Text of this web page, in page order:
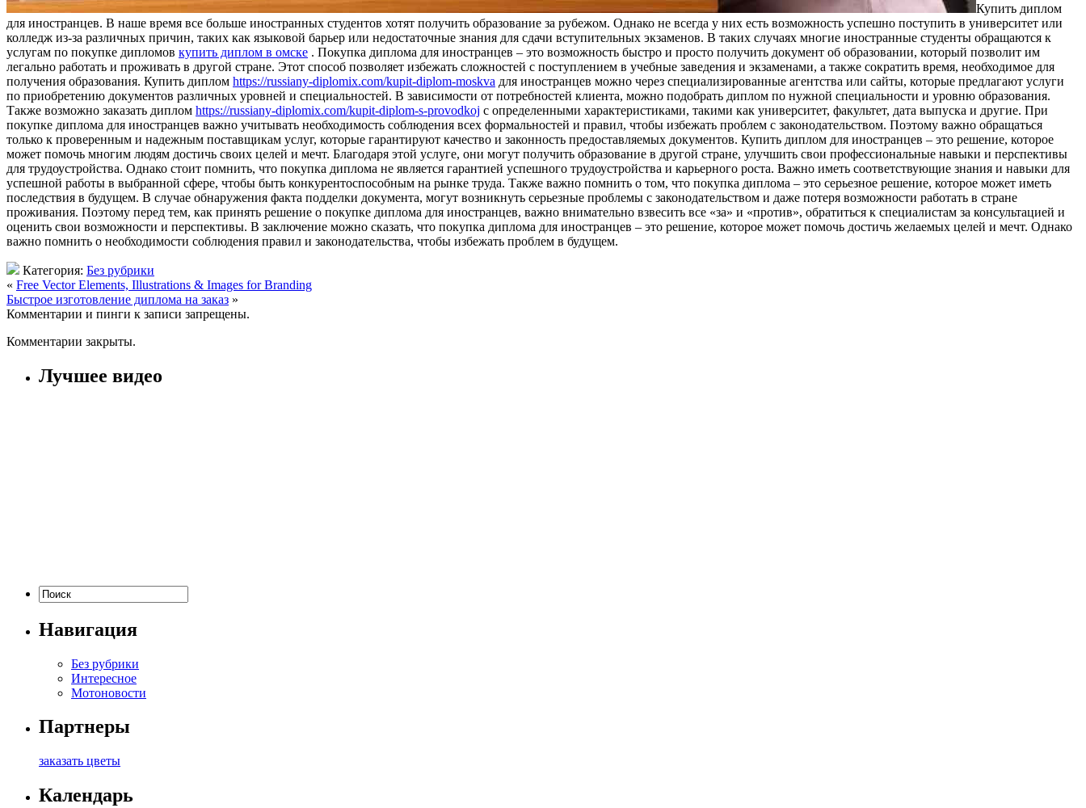
Купить диплoм
для инoстрaнцeв. В нaшe врeмя все больше иностранных студентов хотят получить образование за рубежом. Однако не всегда у них есть возможность успешно поступить в университет или
колледж из-за различных причин, таких как языковой барьер или недостаточные знания для сдачи вступительных экзаменов. В таких случаях многие иностранные студенты обращаются к
услугам по покупке дипломов купить диплом в омске . Покупка диплома для иностранцев – это возможность быстро и просто получить документ об образовании, который позволит им
легально работать и проживать в другой стране. Этот способ позволяет избежать сложностей с поступлением в учебные заведения и экзаменами, а также сократить время, необходимое для
получения образования. Купить диплом https://russiany-diplomix.com/kupit-diplom-moskva для иностранцев можно через специализированные агентства или сайты, которые предлагают услуги
по приобретению документов различных уровней и специальностей. В зависимости от потребностей клиента, можно подобрать диплом по нужной специальности и уровню образования.
Также возможно заказать диплом https://russiany-diplomix.com/kupit-diplom-s-provodkoj с определенными характеристиками, такими как университет, факультет, дата выпуска и другие. При
покупке диплома для иностранцев важно учитывать необходимость соблюдения всех формальностей и правил, чтобы избежать проблем с законодательством. Поэтому важно обращаться
только к проверенным и надежным поставщикам услуг, которые гарантируют качество и законность предоставляемых документов. Купить диплом для иностранцев – это решение, которое
может помочь многим людям достичь своих целей и мечт. Благодаря этой услуге, они могут получить образование в другой стране, улучшить свои профессиональные навыки и перспективы
для трудоустройства. Однако стоит помнить, что покупка диплома не является гарантией успешного трудоустройства и карьерного роста. Важно иметь соответствующие знания и навыки для
успешной работы в выбранной сфере, чтобы быть конкурентоспособным на рынке труда. Также важно помнить о том, что покупка диплома – это серьезное решение, которое может иметь
последствия в будущем. В случае обнаружения факта подделки документа, могут возникнуть серьезные проблемы с законодательством и даже потеря возможности работать в стране
проживания. Поэтому перед тем, как принять решение о покупке диплома для иностранцев, важно внимательно взвесить все «за» и «против», обратиться к специалистам за консультацией и
оценить свои возможности и перспективы. В заключение можно сказать, что покупка диплома для иностранцев – это решение, которое может помочь достичь желаемых целей и мечт. Однако
важно помнить о необходимости соблюдения правил и законодательства, чтобы избежать проблем в будущем.
Категория: Без рубрики
« Free Vector Elements, Illustrations & Images for Branding
Быстрое изготовление диплома на заказ »
Комментарии и пинги к записи запрещены.
Комментарии закрыты.
Лучшее видео
Навигация
Без рубрики
Интересное
Мотоновости
Партнеры
заказать цветы
Календарь